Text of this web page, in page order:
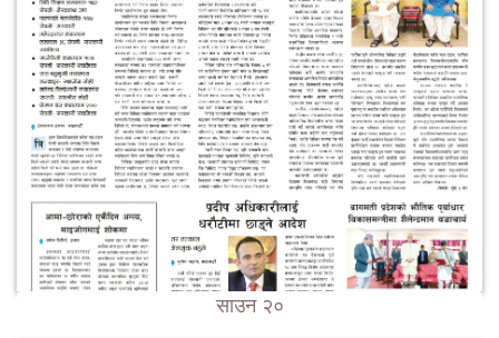
साउन २०